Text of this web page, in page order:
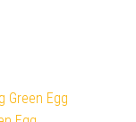
Green Egg